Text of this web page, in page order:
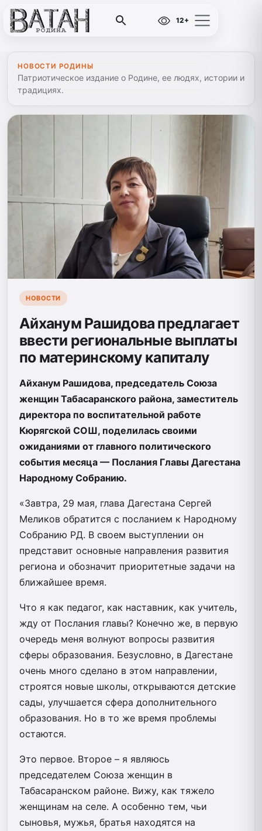
12+
НОВОСТИ РОДИНЫ
Патриотическое издание о Родине, ее людях, истории и
традициях.
НОВОСТИ
Айханум Рашидова предлагает
ввести региональные выплаты
по материнскому капиталу
Айханум Рашидова, председатель Союза
женщин Табасаранского района, заместитель
директора по воспитательной работе
Кюрягской СОШ, поделилась своими
ожиданиями от главного политического
события месяца — Послания Главы Дагестана
Народному Собранию.
«Завтра, 29 мая, глава Дагестана Сергей
Меликов обратится с посланием к Народному
Собранию РД. В своем выступлении он
представит основные направления развития
региона и обозначит приоритетные задачи на
ближайшее время.
Что я как педагог, как наставник, как учитель,
жду от Послания главы? Конечно же, в первую
очередь меня волнуют вопросы развития
сферы образования. Безусловно, в Дагестане
очень много сделано в этом направлении,
строятся новые школы, открываются детские
сады, улучшается сфера дополнительного
образования. Но в то же время проблемы
остаются.
Это первое. Второе – я являюсь
председателем Союза женщин в
Табасаранском районе. Вижу, как тяжело
женщинам на селе. А особенно тем, чьи
сыновья, мужья, братья находятся на